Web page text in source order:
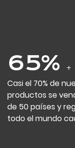
70%
+
Casi el 70% de
productos se
de 50 países y
todo el mundo